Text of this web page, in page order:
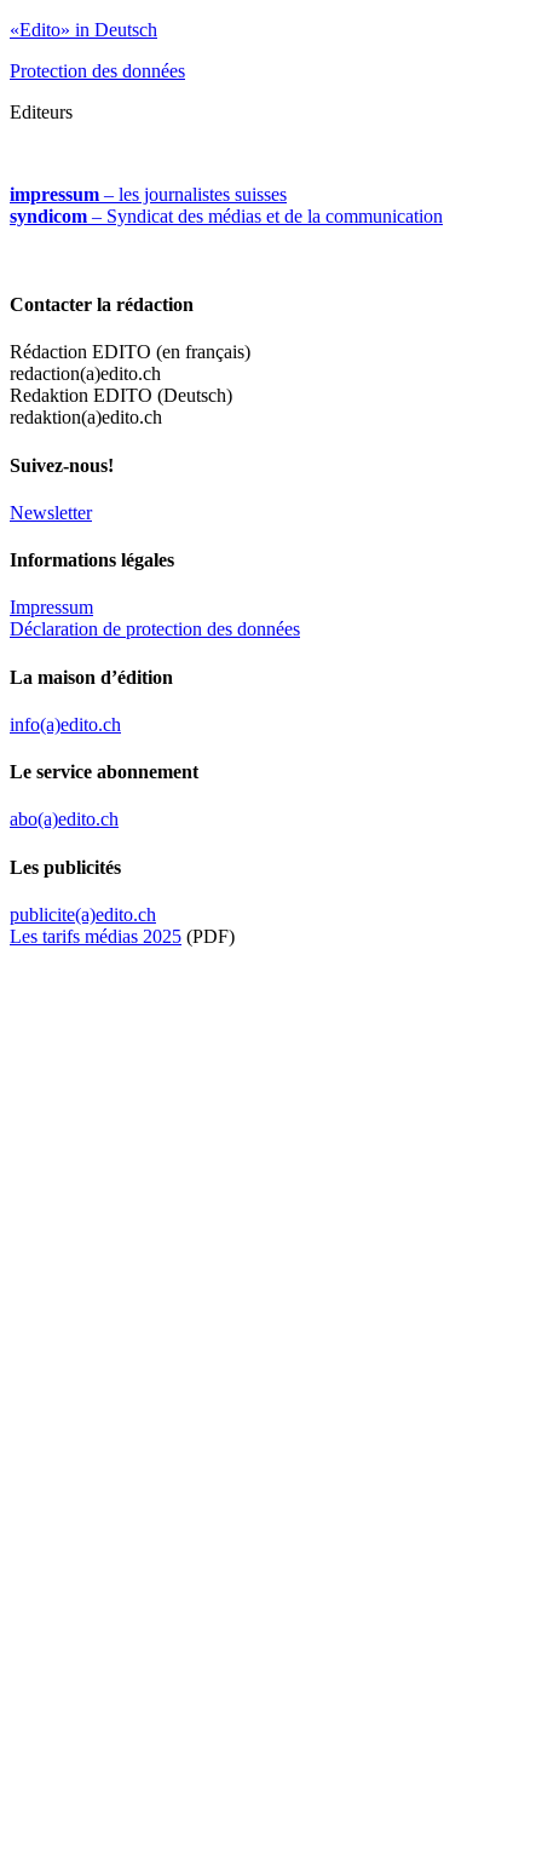
«Edito» in Deutsch
Protection des données
Editeurs
impressum – les journalistes suisses
syndicom – Syndicat des médias et de la communication
Contacter la rédaction
Rédaction EDITO (en français)
redaction(a)edito.ch
Redaktion EDITO (Deutsch)
redaktion(a)edito.ch
Suivez-nous!
Newsletter
Informations légales
Impressum
Déclaration de protection des données
La maison d’édition
info(a)edito.ch
Le service abonnement
abo(a)edito.ch
Les publicités
publicite(a)edito.ch
Les tarifs médias 2025 (PDF)